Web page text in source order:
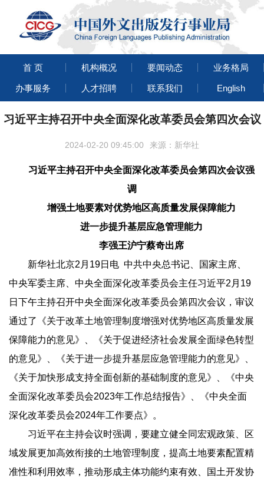
首 页 机构概况 要闻动态 业务格局
办事服务 人才招聘 联系我们 English
习近平主持召开中央全面深化改革委员会第四次会议
2024-02-20 09:45:00 来源：新华社
习近平主持召开中央全面深化改革委员会第四次会议强
调
增强土地要素对优势地区高质量发展保障能力
进一步提升基层应急管理能力
李强王沪宁蔡奇出席
新华社北京2月19日电 中共中央总书记、国家主席、
中央军委主席、中央全面深化改革委员会主任习近平2月19
日下午主持召开中央全面深化改革委员会第四次会议，审议
通过了《关于改革土地管理制度增强对优势地区高质量发展
保障能力的意见》、《关于促进经济社会发展全面绿色转型
的意见》、《关于进一步提升基层应急管理能力的意见》、
《关于加快形成支持全面创新的基础制度的意见》、《中央
全面深化改革委员会2023年工作总结报告》、《中央全面
深化改革委员会2024年工作要点》。
习近平在主持会议时强调，要建立健全同宏观政策、区
域发展更加高效衔接的土地管理制度，提高土地要素配置精
准性和利用效率，推动形成主体功能约束有效、国土开发协